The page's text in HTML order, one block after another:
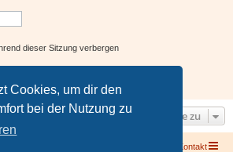
Cookies, um dir den
bei der Nutzung zu
dieser Sitzung verbergen
Gehe zu
Kontakt